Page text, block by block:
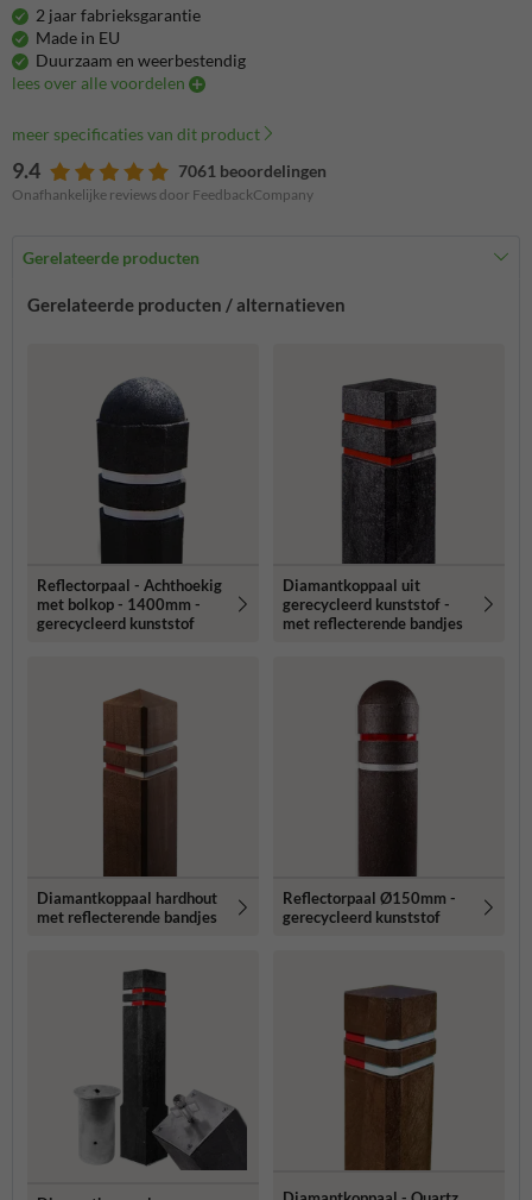
2 jaar fabrieksgarantie
Made in EU
Duurzaam en weerbestendig
lees over alle voordelen
meer specificaties van dit product
9.4 7061 beoordelingen
Onafhankelijke reviews door FeedbackCompany
Gerelateerde producten
Gerelateerde producten / alternatieven
Reflectorpaal - Achthoekig
met bolkop - 1400mm -
gerecycleerd kunststof
Diamantkoppaal uit
gerecycleerd kunststof -
met reflecterende bandjes
Diamantkoppaal hardhout
met reflecterende bandjes
Reflectorpaal Ø150mm -
gerecycleerd kunststof